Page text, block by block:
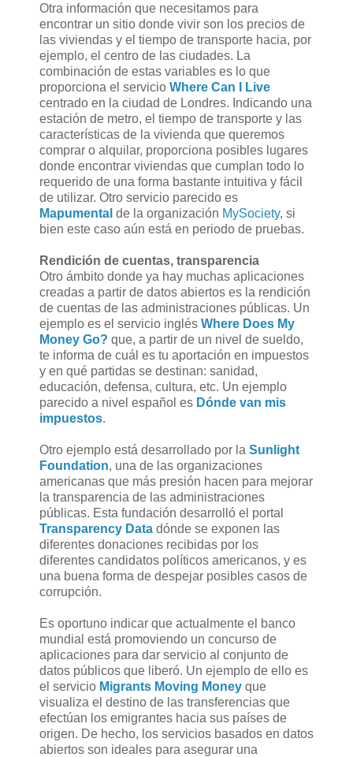
Otra información que necesitamos para
encontrar un sitio donde vivir son los precios de
las viviendas y el tiempo de transporte hacia, por
ejemplo, el centro de las ciudades. La
combinación de estas variables es lo que
proporciona el servicio Where Can I Live
centrado en la ciudad de Londres. Indicando una
estación de metro, el tiempo de transporte y las
características de la vivienda que queremos
comprar o alquilar, proporciona posibles lugares
donde encontrar viviendas que cumplan todo lo
requerido de una forma bastante intuitiva y fácil
de utilizar. Otro servicio parecido es
Mapumental de la organización MySociety, si
bien este caso aún está en periodo de pruebas.
Rendición de cuentas, transparencia
Otro ámbito donde ya hay muchas aplicaciones
creadas a partir de datos abiertos es la rendición
de cuentas de las administraciones públicas. Un
ejemplo es el servicio inglés Where Does My
Money Go? que, a partir de un nivel de sueldo,
te informa de cuál es tu aportación en impuestos
y en qué partidas se destinan: sanidad,
educación, defensa, cultura, etc. Un ejemplo
parecido a nivel español es Dónde van mis
impuestos.
Otro ejemplo está desarrollado por la Sunlight
Foundation, una de las organizaciones
americanas que más presión hacen para mejorar
la transparencia de las administraciones
públicas. Esta fundación desarrolló el portal
Transparency Data dónde se exponen las
diferentes donaciones recibidas por los
diferentes candidatos políticos americanos, y es
una buena forma de despejar posibles casos de
corrupción.
Es oportuno indicar que actualmente el banco
mundial está promoviendo un concurso de
aplicaciones para dar servicio al conjunto de
datos públicos que liberó. Un ejemplo de ello es
el servicio Migrants Moving Money que
visualiza el destino de las transferencias que
efectúan los emigrantes hacia sus países de
origen. De hecho, los servicios basados en datos
abiertos son ideales para asegurar una